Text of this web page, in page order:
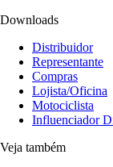
Downloads
Distribuidor
Representante
Compras
Lojista/Oficina
Motociclista
Influenciador
Veja também